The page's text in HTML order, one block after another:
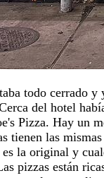
todo cerrado y
del hotel
Pizza. Hay un
tienen las
la original y
pizzas están